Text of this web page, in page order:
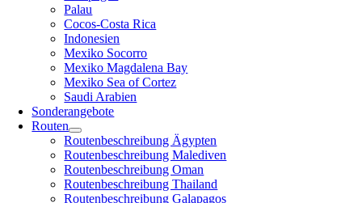
Palau
Cocos-Costa Rica
Indonesien
Mexiko Socorro
Mexiko Magdalena Bay
Mexiko Sea of Cortez
Saudi Arabien
Sonderangebote
Routen
Routenbeschreibung Ägypten
Routenbeschreibung Malediven
Routenbeschreibung Oman
Routenbeschreibung Thailand
Routenbeschreibung Galapagos